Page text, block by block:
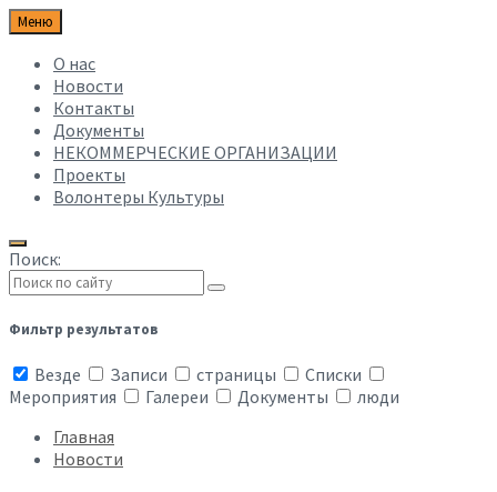
Меню
О нас
Новости
Контакты
Документы
НЕКОММЕРЧЕСКИЕ ОРГАНИЗАЦИИ
Проекты
Волонтеры Культуры
Поиск:
Фильтр результатов
Везде Записи страницы
Списки
Мероприятия
Галереи Документы
люди
Главная
Новости